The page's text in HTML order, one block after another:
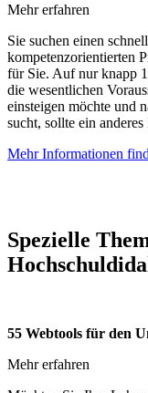
Mehr erfahren
Sie suchen einen
kompetenzorientierten
für Sie. Auf nur knapp
die wesentlichen
einsteigen möchte und
sucht, sollte ein
Mehr Informationen
Spezielle
55 Webtools für den
Mehr erfahren